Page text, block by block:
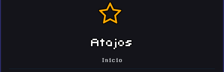
Atajos
Inicio